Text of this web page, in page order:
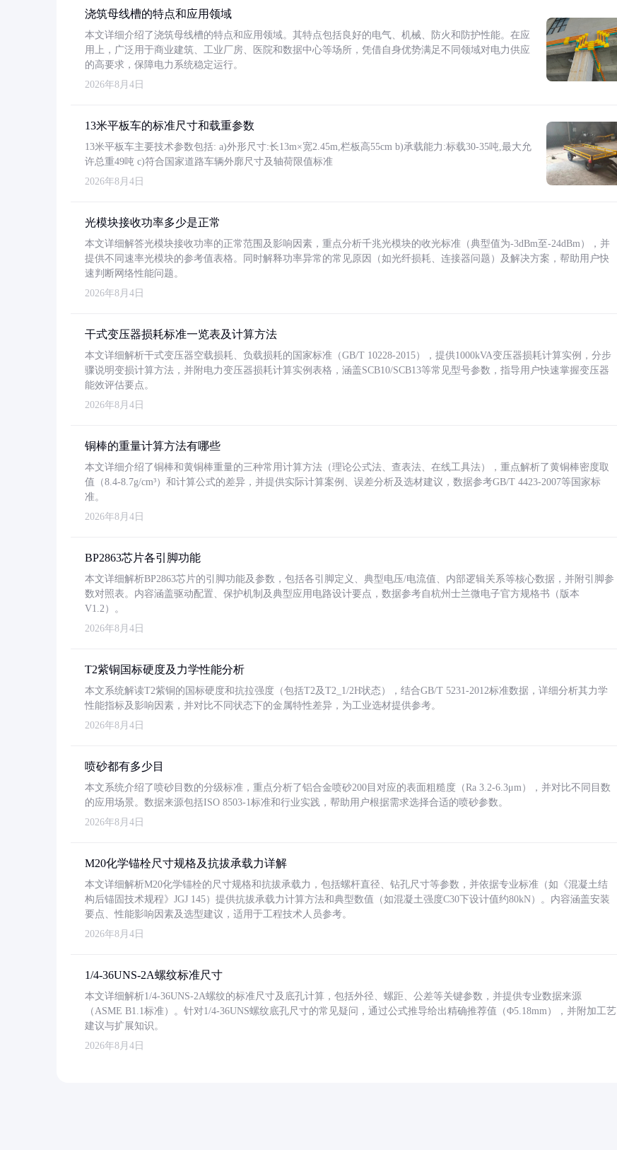
浇筑母线槽的特点和应用领域
本文详细介绍了浇筑母线槽的特点和应用领域。其特点包括良好的电气、机械、防火和防护性能。在应
用上，广泛用于商业建筑、工业厂房、医院和数据中心等场所，凭借自身优势满足不同领域对电力供应
的高要求，保障电力系统稳定运行。
2026年8月4日
13米平板车的标准尺寸和载重参数
13米平板车主要技术参数包括: a)外形尺寸:长13m×宽2.45m,栏板高55cm b)承载能力:标载30-35吨,最大允
许总重49吨 c)符合国家道路车辆外廓尺寸及轴荷限值标准
2026年8月4日
光模块接收功率多少是正常
本文详细解答光模块接收功率的正常范围及影响因素，重点分析千兆光模块的收光标准（典型值为-3dBm至-24dBm），并
提供不同速率光模块的参考值表格。同时解释功率异常的常见原因（如光纤损耗、连接器问题）及解决方案，帮助用户快
速判断网络性能问题。
2026年8月4日
干式变压器损耗标准一览表及计算方法
本文详细解析干式变压器空载损耗、负载损耗的国家标准（GB/T 10228-2015），提供1000kVA变压器损耗计算实例，分步
骤说明变损计算方法，并附电力变压器损耗计算实例表格，涵盖SCB10/SCB13等常见型号参数，指导用户快速掌握变压器
能效评估要点。
2026年8月4日
铜棒的重量计算方法有哪些
本文详细介绍了铜棒和黄铜棒重量的三种常用计算方法（理论公式法、查表法、在线工具法），重点解析了黄铜棒密度取
值（8.4-8.7g/cm³）和计算公式的差异，并提供实际计算案例、误差分析及选材建议，数据参考GB/T 4423-2007等国家标
准。
2026年8月4日
BP2863芯片各引脚功能
本文详细解析BP2863芯片的引脚功能及参数，包括各引脚定义、典型电压/电流值、内部逻辑关系等核心数据，并附引脚参
数对照表。内容涵盖驱动配置、保护机制及典型应用电路设计要点，数据参考自杭州士兰微电子官方规格书（版本
V1.2）。
2026年8月4日
T2紫铜国标硬度及力学性能分析
本文系统解读T2紫铜的国标硬度和抗拉强度（包括T2及T2_1/2H状态），结合GB/T 5231-2012标准数据，详细分析其力学
性能指标及影响因素，并对比不同状态下的金属特性差异，为工业选材提供参考。
2026年8月4日
喷砂都有多少目
本文系统介绍了喷砂目数的分级标准，重点分析了铝合金喷砂200目对应的表面粗糙度（Ra 3.2-6.3μm），并对比不同目数
的应用场景。数据来源包括ISO 8503-1标准和行业实践，帮助用户根据需求选择合适的喷砂参数。
2026年8月4日
M20化学锚栓尺寸规格及抗拔承载力详解
本文详细解析M20化学锚栓的尺寸规格和抗拔承载力，包括螺杆直径、钻孔尺寸等参数，并依据专业标准（如《混凝土结
构后锚固技术规程》JGJ 145）提供抗拔承载力计算方法和典型数值（如混凝土强度C30下设计值约80kN）。内容涵盖安装
要点、性能影响因素及选型建议，适用于工程技术人员参考。
2026年8月4日
1/4-36UNS-2A螺纹标准尺寸
本文详细解析1/4-36UNS-2A螺纹的标准尺寸及底孔计算，包括外径、螺距、公差等关键参数，并提供专业数据来源
（ASME B1.1标准）。针对1/4-36UNS螺纹底孔尺寸的常见疑问，通过公式推导给出精确推荐值（Φ5.18mm），并附加工艺
建议与扩展知识。
2026年8月4日